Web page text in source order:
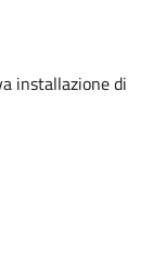
installazione di